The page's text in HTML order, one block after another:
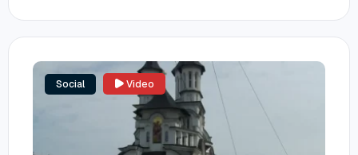
Social Video